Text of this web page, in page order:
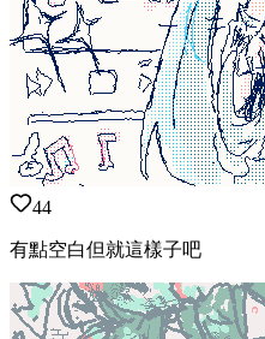
44
有點空白但就這樣子吧